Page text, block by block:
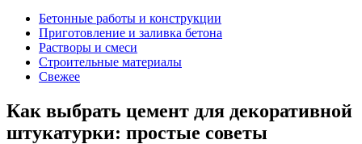
Бетонные работы и конструкции
Приготовление и заливка бетона
Растворы и смеси
Строительные материалы
Свежее
Как выбрать цемент для декоративной
штукатурки: простые советы